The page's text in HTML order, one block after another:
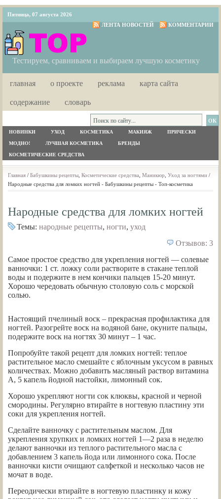
Пятница, 07 августа 2026
ЛЕНТА НОВОСТЕЙ
КОММЕНТАРИИ
Тестируем, сравниваем и выбираем лучшую косметику
главная о проекте реклама
карта сайта
содержание
словарь
НОВИНКИ УХОД КОСМЕТИКА МАКИЯЖ ПРИЧЕСКИ
МОДНО! ЛУЧШАЯ КОСМЕТИКА БРЕНДЫ
КОСМЕТИЧЕСКИЕ СРЕДСТВА
Главная / Бабушкины рецепты Косметические средства Маникюр Уход за ногтями /
Народные средства для ломких ногтей - Бабушкины рецепты - Топ-косметика
Народные средства для ломких ногтей
Темы: народные рецепты, ногти, уход
Отзывов: 3
Самое простое средство для укрепления ногтей — солевые
ванночки: 1 ст. ложку соли растворите в стакане теплой
воды и подержите в нем кончики пальцев 15-20 минут.
Хорошо чередовать обычную столовую соль с морской
солью.
Настоящий пчелиный воск – прекрасная профилактика для
ногтей. Разогрейте воск на водяной бане, окуните пальцы,
подержите воск на ногтях 30 минут – 1 час.
Попробуйте такой рецепт для ломких ногтей: теплое
растительное масло смешайте с яблочным уксусом в равных
количествах. Можно добавить масляный раствор витамина
А, 5 капель йодной настойки, лимонный сок.
Хорошо укрепляют ногти сок клюквы, красной и черной
смородины. Регулярно втирайте в ногтевую пластину эти
соки для укрепления ногтей.
Сделайте ванночку с растительным маслом. Для
укрепления хрупких и ломких ногтей 1—2 раза в неделю
делают ванночки из теплого растительного масла с
добавлением 3 капель йода или лимонного сока. После
ванночки кисти очищают салфеткой и несколько часов не
мочат в воде.
Переодически втирайте в ногтевую пластинку и кожу